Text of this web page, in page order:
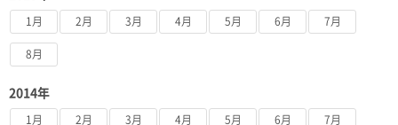
1月 2月 3月 4月 5月 6月 7月
8月
2014年
1月 2月 3月 4月 5月 6月 7月